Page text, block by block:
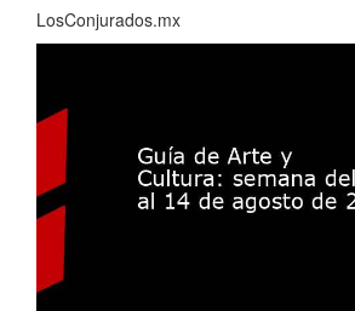
LosConjurados.mx